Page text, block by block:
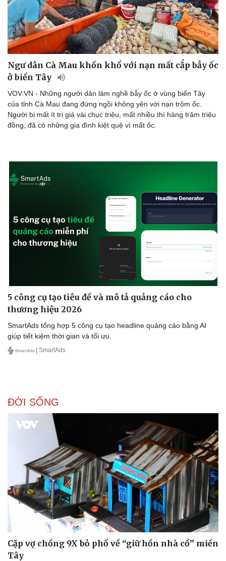
Doanh nghiệp
Thông tin doanh nghiệp
Doanh nghiệp 24h
Doanh nhân
Vì cộng đồng
Công nghệ
Sành điệu
Tin Công nghệ
Chuyển đổi số
Ngư dân Cà Mau khốn khổ với nạn mất cắp bẫy ốc
ở biển Tây
VOV.VN - Những người dân làm nghề bẫy ốc ở vùng biển Tây
của tỉnh Cà Mau đang đứng ngồi không yên với nạn trộm ốc.
Người bị mất ít trị giá vài chục triệu, mất nhiều thì hàng trăm triệu
đồng, đã có những gia đình kiệt quệ vì mất ốc.
5 công cụ tạo tiêu đề và mô tả quảng cáo cho
thương hiệu 2026
SmartAds tổng hợp 5 công cụ tạo headline quảng cáo bằng AI
giúp tiết kiệm thời gian và tối ưu.
| SmartAds
ĐỜI SỐNG
Cặp vợ chồng 9X bỏ phố về “giữ hồn nhà cổ” miền
Tây